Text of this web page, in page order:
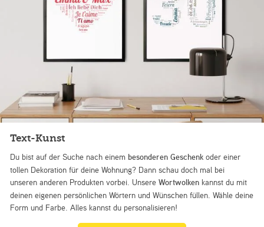
Text-Kunst
Du bist auf der Suche nach einem besonderen Geschenk oder einer
tollen Dekoration für deine Wohnung? Dann schau doch mal bei
unseren anderen Produkten vorbei. UnsereWortwolken kannst du mit
deinen eigenen persönlichen Wörtern und Wünschen füllen. Wähle deine
Form und Farbe. Alles kannst du personalisieren!